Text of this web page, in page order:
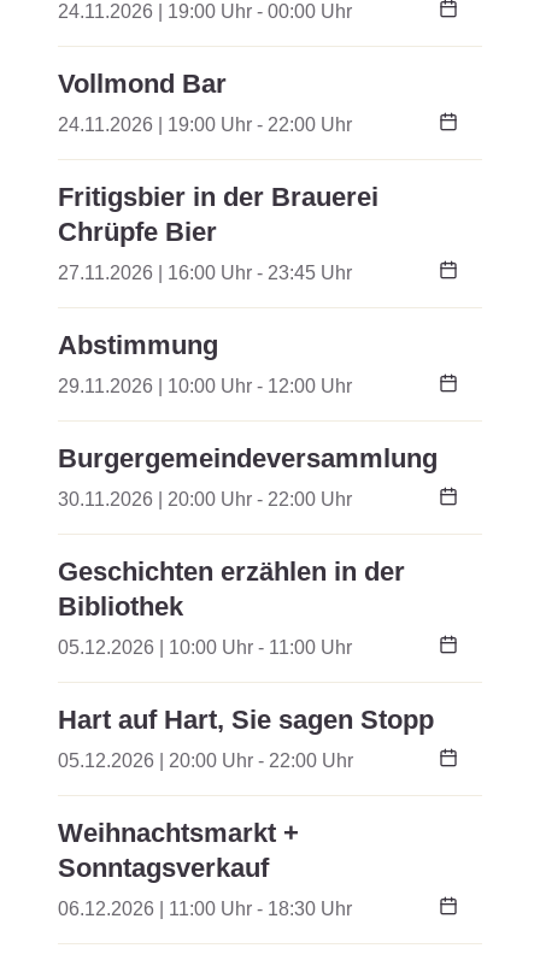
24.11.2026 | 19:00 Uhr - 00:00 Uhr
Vollmond Bar
24.11.2026 | 19:00 Uhr - 22:00 Uhr
Fritigsbier in der Brauerei
Chrüpfe Bier
27.11.2026 | 16:00 Uhr - 23:45 Uhr
Abstimmung
29.11.2026 | 10:00 Uhr - 12:00 Uhr
Burgergemeindeversammlung
30.11.2026 | 20:00 Uhr - 22:00 Uhr
Geschichten erzählen in der
Bibliothek
05.12.2026 | 10:00 Uhr - 11:00 Uhr
Hart auf Hart, Sie sagen Stopp
05.12.2026 | 20:00 Uhr - 22:00 Uhr
Weihnachtsmarkt +
Sonntagsverkauf
06.12.2026 | 11:00 Uhr - 18:30 Uhr